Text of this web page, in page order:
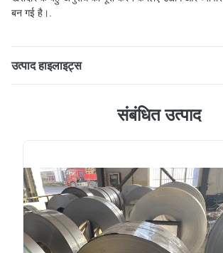
बन गई है।.
उत्पाद हाइलाइट्स
जीआई फ्लैट जस्ता लेपित उत्पाद का अवलोकन
उद्योग, विद्युत ऊर्जा, रेलवे वाहन, ऑटोमोबाइल उद्य...
संबंधित उत्पाद